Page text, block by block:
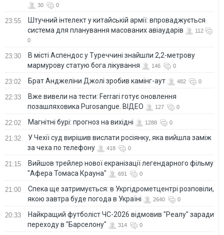
30 0
23:55
Штучний інтелект у китайській армії: впроваджується
система для планування масованих авіаударів
112
0
23:30
В місті Аспендос у Туреччині знайшли 2,2-метрову
мармурову статую бога лікування
146 0
23:02 Брат Анджеліни Джолі зробив камінг-аут 482 0
22:33
Вже вивели на тести: Ferrari готує оновлення
позашляховика Purosangue. ВІДЕО
127 0
22:02 Магнітні бурі: прогноз на вихідні 1288 0
21:32
У Чехії суд вирішив вислати росіянку, яка вийшла заміж
за чеха по телефону
418 0
21:15
Вийшов трейлер нової екранізації легендарного фільму
"Афера Томаса Крауна"
691 0
21:00
Спека ще затримується: в Укргідрометцентрі розповіли,
якою завтра буде погода в Україні
2640 0
20:33
Найкращий футболіст ЧС-2026 відмовив "Реалу" заради
переходу в "Барселону"
314 0